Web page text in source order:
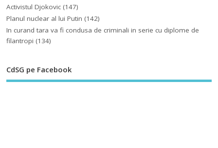
Activistul Djokovic (147)
Planul nuclear al lui Putin (142)
In curand tara va fi condusa de criminali in serie cu diplome de
filantropi (134)
CdSG pe Facebook